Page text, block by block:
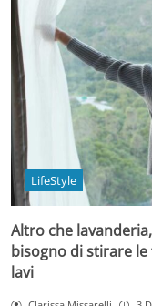
LifeStyle
Altro che
bisogno di stirare
lavi